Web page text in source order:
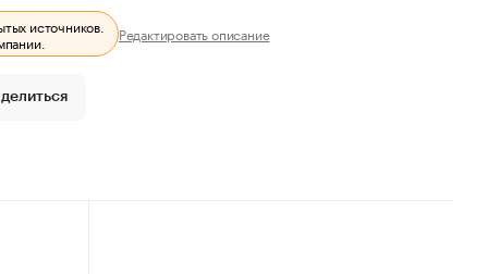
источников. Редактировать описание